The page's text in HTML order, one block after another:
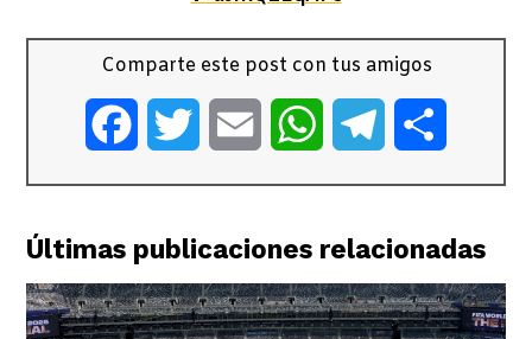
Comparte este post con tus amigos
FacebookTwitter Email WhatsAppTelegram
Últimas publicaciones relacionadas